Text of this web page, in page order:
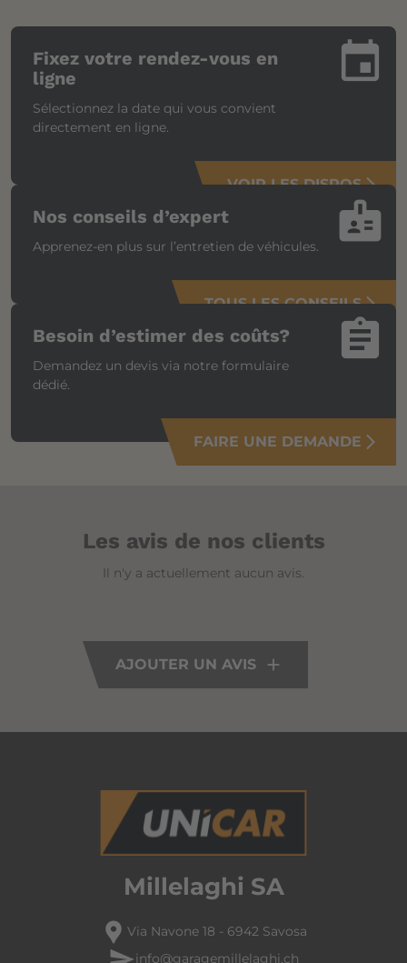
insert_invitation
Fixez votre rendez-vous en
ligne
Sélectionnez la date qui vous convient
directement en ligne.
VOIR LES DISPOSarrow_forward_ios
badge
Nos conseils d’expert
Apprenez-en plus sur l’entretien de véhicules.
TOUS LES CONSEILSarrow_forward_ios
assignment
Besoin d’estimer des coûts?
Demandez un devis via notre formulaire
dédié.
FAIRE UNE DEMANDE arrow_forward_ios
Les avis de nos clients
Il n'y a actuellement aucun avis.
AJOUTER UN AVIS
Millelaghi SA
location_pin Via Navone 18 - 6942 Savosa
info@garagemillelaghi.ch